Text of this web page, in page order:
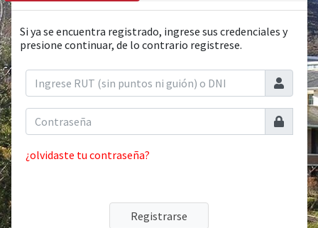
Si ya se encuentra registrado, ingrese sus credenciales y
presione continuar, de lo contrario registrese.
¿olvidaste tu contraseña?
Registrarse